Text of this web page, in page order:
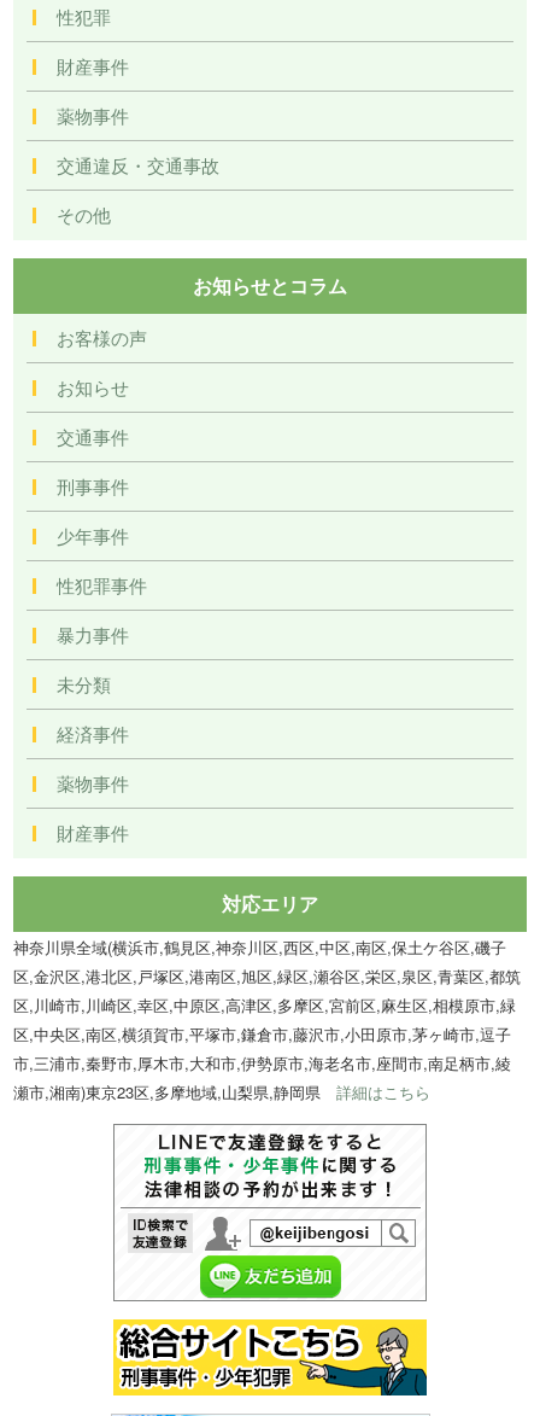
性犯罪
財産事件
薬物事件
交通違反・交通事故
その他
お知らせとコラム
お客様の声
お知らせ
交通事件
刑事事件
少年事件
性犯罪事件
暴力事件
未分類
経済事件
薬物事件
財産事件
対応エリア
神奈川県全域(横浜市,鶴見区,神奈川区,西区,中区,南区,保土ケ谷区,磯子
区,金沢区,港北区,戸塚区,港南区,旭区,緑区,瀬谷区,栄区,泉区,青葉区,都筑
区,川崎市,川崎区,幸区,中原区,高津区,多摩区,宮前区,麻生区,相模原市,緑
区,中央区,南区,横須賀市,平塚市,鎌倉市,藤沢市,小田原市,茅ヶ崎市,逗子
市,三浦市,秦野市,厚木市,大和市,伊勢原市,海老名市,座間市,南足柄市,綾
瀬市,湘南)東京23区,多摩地域,山梨県,静岡県詳細はこちら